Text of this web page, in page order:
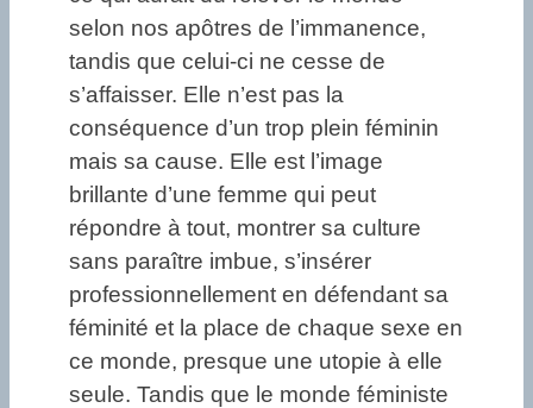
selon nos apôtres de l’immanence,
tandis que celui-ci ne cesse de
s’affaisser. Elle n’est pas la
conséquence d’un trop plein féminin
mais sa cause. Elle est l’image
brillante d’une femme qui peut
répondre à tout, montrer sa culture
sans paraître imbue, s’insérer
professionnellement en défendant sa
féminité et la place de chaque sexe en
ce monde, presque une utopie à elle
seule. Tandis que le monde féministe